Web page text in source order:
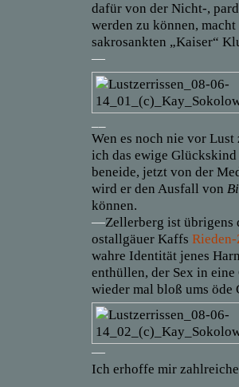
dafür von der Nicht-,
werden zu können,
sakrosankten „Kaiser“
—
Wen es noch nie vor
ich das ewige
beneide, jetzt von der
wird er den Ausfall von
können.
—Zellerberg ist übrigens
ostallgäuer Kaffs
wahre Identität jenes
enthüllen, der Sex in
wieder mal bloß ums öde
—
Ich erhoffe mir